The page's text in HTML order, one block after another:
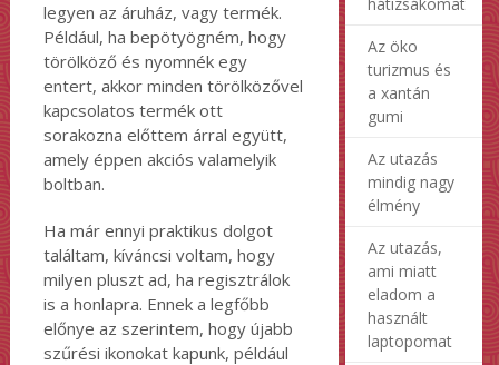
legyen az áruház, vagy termék.
Például, ha bepötyögném, hogy
törölköző és nyomnék egy
entert, akkor minden törölközővel
kapcsolatos termék ott
sorakozna előttem árral együtt,
amely éppen akciós valamelyik
boltban.
Ha már ennyi praktikus dolgot
találtam, kíváncsi voltam, hogy
milyen pluszt ad, ha regisztrálok
is a honlapra. Ennek a legfőbb
előnye az szerintem, hogy újabb
szűrési ikonokat kapunk, például
Az öko
turizmus és
a xantán
gumi
Az utazás
mindig nagy
élmény
Az utazás,
ami miatt
eladom a
használt
laptopomat